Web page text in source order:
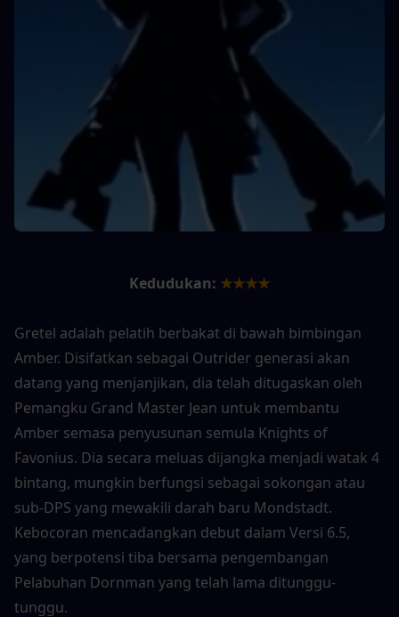
Kedudukan: ★★★★
Gretel adalah pelatih berbakat di bawah bimbingan
Amber. Disifatkan sebagai Outrider generasi akan
datang yang menjanjikan, dia telah ditugaskan oleh
Pemangku Grand Master Jean untuk membantu
Amber semasa penyusunan semula Knights of
Favonius. Dia secara meluas dijangka menjadi watak 4
bintang, mungkin berfungsi sebagai sokongan atau
sub-DPS yang mewakili darah baru Mondstadt.
Kebocoran mencadangkan debut dalam Versi 6.5,
yang berpotensi tiba bersama pengembangan
Pelabuhan Dornman yang telah lama ditunggu-
tunggu.